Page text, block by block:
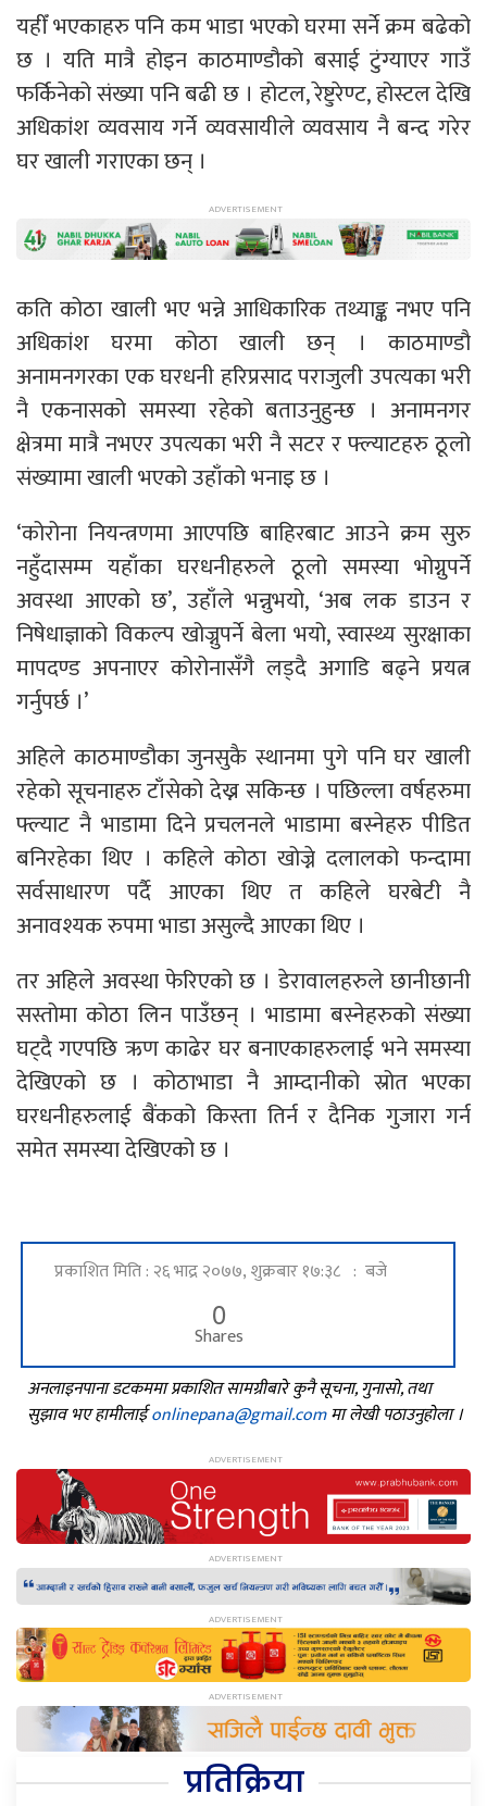
यहीँ भएकाहरु पनि कम भाडा भएको घरमा सर्ने क्रम बढेको
छ । यति मात्रै होइन काठमाण्डौको बसाई टुंग्याएर गाउँ
फर्किनेको संख्या पनि बढी छ । होटल, रेष्टुरेण्ट, होस्टल देखि
अधिकांश व्यवसाय गर्ने व्यवसायीले व्यवसाय नै बन्द गरेर
घर खाली गराएका छन् ।
कति कोठा खाली भए भन्ने आधिकारिक तथ्याङ्क नभए पनि
अधिकांश घरमा कोठा खाली छन् । काठमाण्डौ
अनामनगरका एक घरधनी हरिप्रसाद पराजुली उपत्यका भरी
नै एकनासको समस्या रहेको बताउनुहुन्छ । अनामनगर
क्षेत्रमा मात्रै नभएर उपत्यका भरी नै सटर र फ्ल्याटहरु ठूलो
संख्यामा खाली भएको उहाँको भनाइ छ ।
‘कोरोना नियन्त्रणमा आएपछि बाहिरबाट आउने क्रम सुरु
नहुँदासम्म यहाँका घरधनीहरुले ठूलो समस्या भोग्नुपर्ने
अवस्था आएको छ’, उहाँले भन्नुभयो, ‘अब लक डाउन र
निषेधाज्ञाको विकल्प खोज्नुपर्ने बेला भयो, स्वास्थ्य सुरक्षाका
मापदण्ड अपनाएर कोरोनासँगै लड्दै अगाडि बढ्ने प्रयत्न
गर्नुपर्छ ।’
अहिले काठमाण्डौका जुनसुकै स्थानमा पुगे पनि घर खाली
रहेको सूचनाहरु टाँसेको देख्न सकिन्छ । पछिल्ला वर्षहरुमा
फ्ल्याट नै भाडामा दिने प्रचलनले भाडामा बस्नेहरु पीडित
बनिरहेका थिए । कहिले कोठा खोज्ने दलालको फन्दामा
सर्वसाधारण पर्दै आएका थिए त कहिले घरबेटी नै
अनावश्यक रुपमा भाडा असुल्दै आएका थिए ।
तर अहिले अवस्था फेरिएको छ । डेरावालहरुले छानीछानी
सस्तोमा कोठा लिन पाउँछन् । भाडामा बस्नेहरुको संख्या
घट्दै गएपछि ऋण काढेर घर बनाएकाहरुलाई भने समस्या
देखिएको छ । कोठाभाडा नै आम्दानीको स्रोत भएका
घरधनीहरुलाई बैंकको किस्ता तिर्न र दैनिक गुजारा गर्न
समेत समस्या देखिएको छ ।
प्रकाशित मिति : २६ भाद्र २०७७, शुक्रबार १७:३८ : बजे
0
Shares
अनलाइनपाना डटकममा प्रकाशित सामग्रीबारे कुनै सूचना, गुनासो, तथा
सुझाव भए हामीलाईonlinepana@gmail.comमा लेखी पठाउनुहोला ।
प्रतिक्रिया